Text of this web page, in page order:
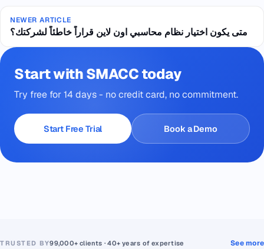
NEWER ARTICLE
متى يكون اختيار نظام محاسبي اون لاين قراراً خاطئاً لشركتك؟
Start with SMACC today
Try free for 14 days - no credit card, no commitment.
Start Free Trial Book a Demo
TRUSTED BY99,000+ clients · 40+ years of expertise See more